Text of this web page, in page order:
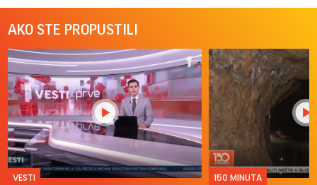
AKO STE PROPUSTILI
VESTI 150 MINUTA